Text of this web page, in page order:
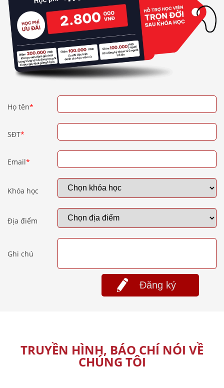
Họ tên*
SĐT*
Email*
Khóa học
Địa điểm
Ghi chú
Đăng ký
TRUYỀN HÌNH, BÁO CHÍ NÓI VỀ
CHÚNG TÔI